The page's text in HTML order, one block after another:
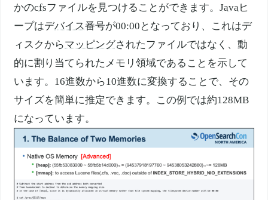
かのcfsファイルを見つけることができます。Javaヒ
ープはデバイス番号が00:00となっており、これはデ
ィスクからマッピングされたファイルではなく、動
的に割り当てられたメモリ領域であることを示して
います。16進数から10進数に変換することで、その
サイズを簡単に推定できます。この例では約128MB
になっています。